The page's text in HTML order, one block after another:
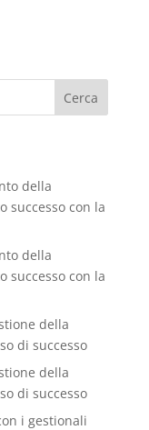
Cerca
della
successo con la
della
successo con la
della
di successo
della
di successo
i gestionali